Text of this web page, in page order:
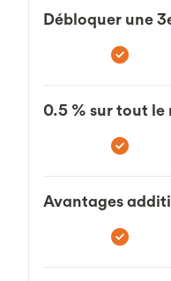
Débloquer une
0.5 % sur tout le
Avantages